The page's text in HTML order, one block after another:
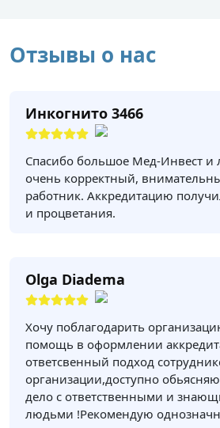
Отзывы о нас
Инкогнито 3466
Спасибо большое Мед-Инвест и
очень корректный,
работник. Аккредитацию
и процветания.
Olga Diadema
Хочу поблагодарить
помощь в оформлении
ответсвенный подход
организации,доступно
дело с ответственными и
людьми !Рекомендую